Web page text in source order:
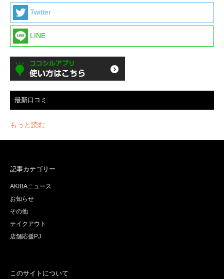
Twitter
LINE
最新口コミ
もっと読む
記事カテゴリー
AKIBAニュース
お知らせ
その他
テイクアウト
店舗応援PJ
このサイトについて